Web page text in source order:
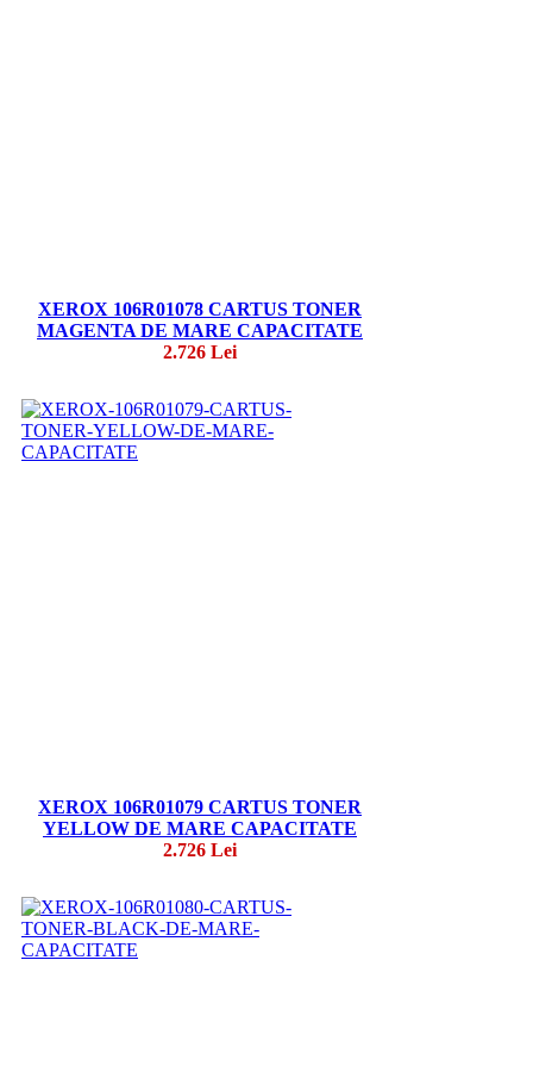
XEROX 106R01078 CARTUS TONER
MAGENTA DE MARE CAPACITATE
2.726 Lei
XEROX 106R01079 CARTUS TONER
YELLOW DE MARE CAPACITATE
2.726 Lei